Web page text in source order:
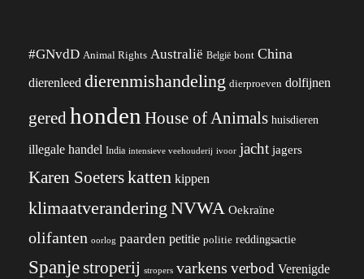
#GNvdD Animal Rights Australië België bont China
dierenleed dierenmishandeling dierproeven dolfijnen
geredhonden House of Animals huisdieren
illegale handel India intensieve veehouderij ivoor jacht jagers
Karen Soeterskatten kippen
klimaatverandering NVWA Oekraïne
olifanten oorlog paarden petitie politie reddingsactie
Spanjestroperij stropers varkens verbod Verenigde